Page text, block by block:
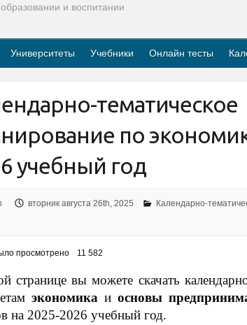
и воспитании
Университеты Учебники Онлайн тесты
тематическое
по
учебный год
вторник августа 26th, 2025 Календарно-
просмотрено 11 582
странице вы можете скачать
экономикаи основы
на 2025-2026 учебный год.